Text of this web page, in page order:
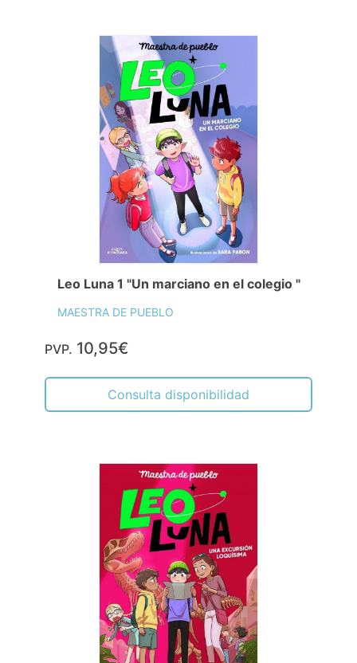
Leo Luna 1 "Un marciano en el colegio "
MAESTRA DE PUEBLO
PVP. 10,95€
Consulta disponibilidad